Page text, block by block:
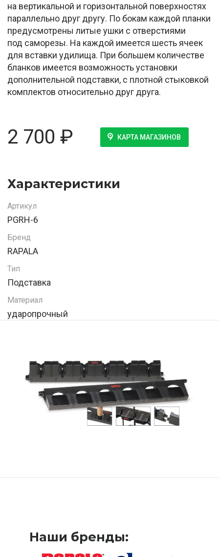
на вертикальной и горизонтальной поверхностях
параллельно друг другу. По бокам каждой планки
предусмотрены литые ушки с отверстиями
под саморезы. На каждой имеется шесть ячеек
для вставки удилища. При большем количестве
бланков имеется возможность установки
дополнительной подставки, с плотной стыковкой
комплектов относительно друг друга.
2 700 ₽ КАРТА МАГАЗИНОВ
Характеристики
Артикул
PGRH-6
Бренд
RAPALA
Тип
Подставка
Материал
ударопрочный
Наши бренды: